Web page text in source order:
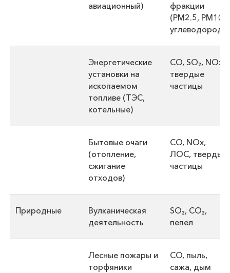
авиационный)
фракции
(PM2.5, PM10),
углеводороды
Энергетические
установки на
ископаемом
топливе (ТЭС,
котельные)
CO, SO₂, NOx,
твердые
частицы
Бытовые очаги
(отопление,
сжигание
отходов)
CO, NOx,
ЛОС, твердые
частицы
Природные
Вулканическая
деятельность
SO₂, CO₂,
пепел
Лесные пожары и
торфяники
CO, пыль,
сажа, дым